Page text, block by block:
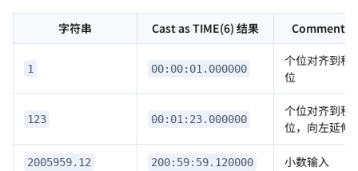
字符串 Cast as TIME(6) 结果 Comment
1 00:00:01.000000
个位对齐到秒
位
123 00:01:23.000000
个位对齐到秒
位，向左延伸
2005959.12 200:59:59.120000 小数输入